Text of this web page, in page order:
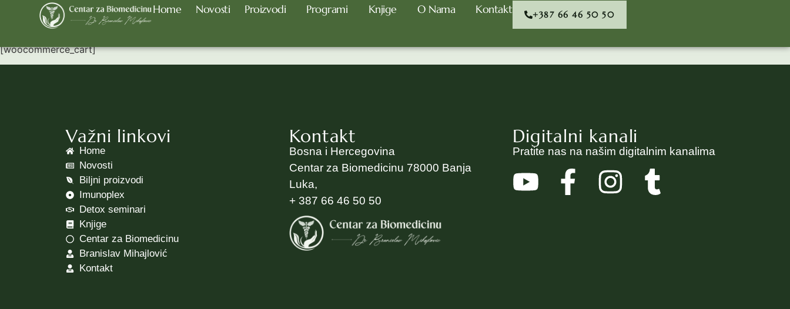
Home Novosti Proizvodi Programi Knjige O Nama Kontakt +387 66 46 50 50
Cart
[woocommerce_cart]
Važni linkovi
Home
Novosti
Biljni proizvodi
Imunoplex
Detox seminari
Knjige
Centar za Biomedicinu
Branislav Mihajlović
Kontakt
Kontakt
Bosna i Hercegovina
Centar za Biomedicinu 78000 Banja
Luka,
+ 387 66 46 50 50
Digitalni kanali
Pratite nas na našim digitalnim kanalima